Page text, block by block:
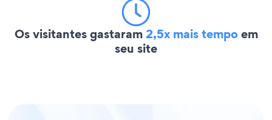
Os visitantes gastaram2,5x mais tempoem
seu site